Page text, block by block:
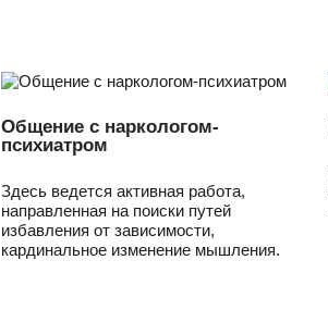
Общение с наркологом-
психиатром
Здесь ведется активная работа,
направленная на поиски путей
избавления от зависимости,
кардинальное изменение мышления.